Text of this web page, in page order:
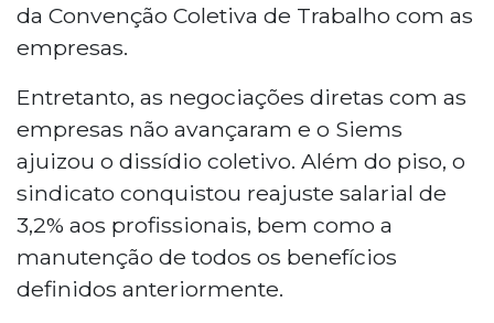
da Convenção Coletiva de Trabalho com as
empresas.
Entretanto, as negociações diretas com as
empresas não avançaram e o Siems
ajuizou o dissídio coletivo. Além do piso, o
sindicato conquistou reajuste salarial de
3,2% aos profissionais, bem como a
manutenção de todos os benefícios
definidos anteriormente.